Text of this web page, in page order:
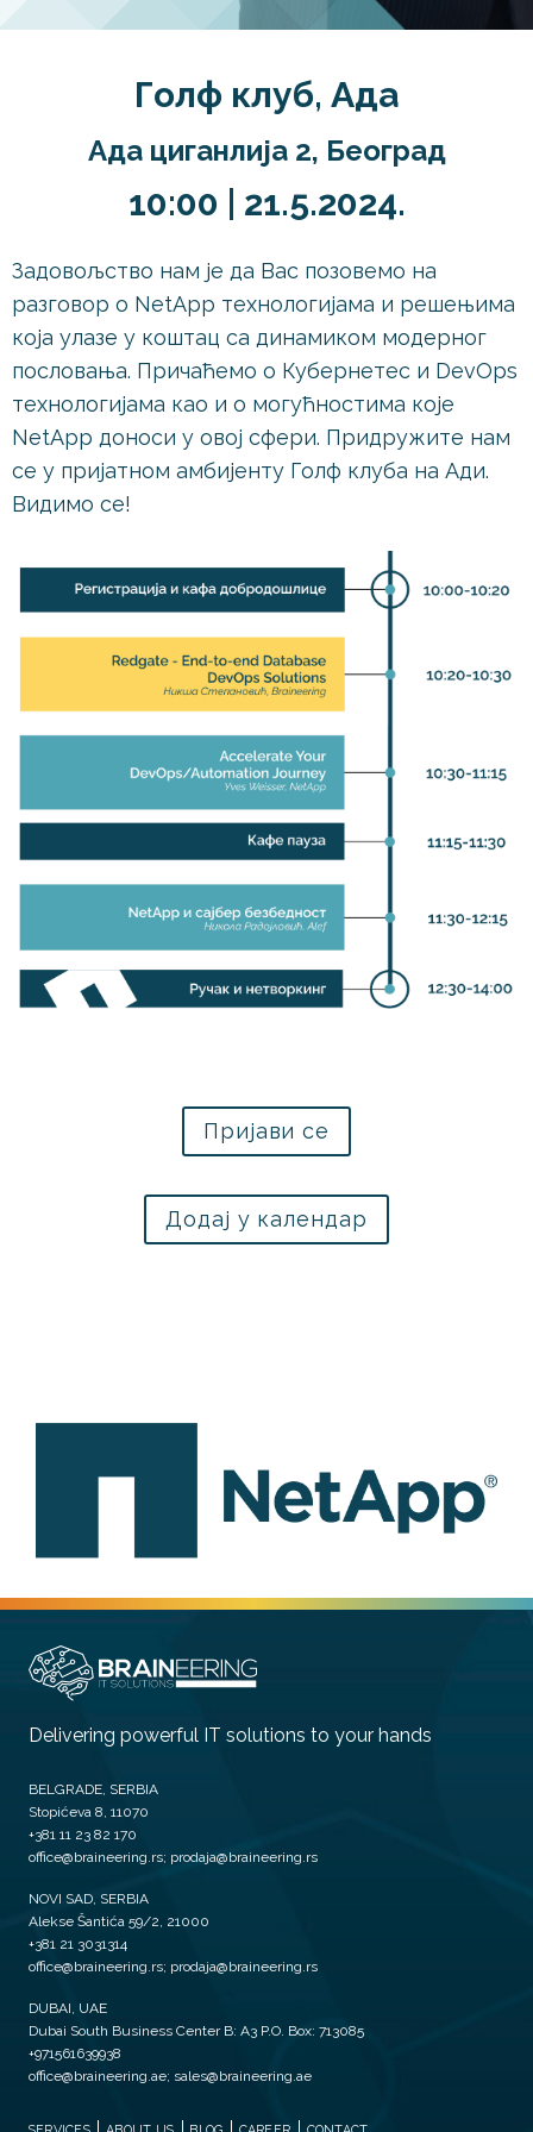
Голф клуб, Ада
Ада циганлија 2, Београд
10:00 | 21.5.2024.
Задовољство нам је да Вас позовемо на
разговор о NetApp технологијама и решењима
која улазе у коштац са динамиком модерног
пословања. Причаћемо о Кубернетес и DevOps
технологијама као и о могућностима које
NetApp доноси у овој сфери. Придружите нам
се у пријатном амбијенту Голф клуба на Ади.
Видимо се!
Пријави се
Додај у календар
Delivering powerful IT solutions to your hands
BELGRADE, SERBIA
Stopićeva 8, 11070
+381 11 23 82 170
office@braineering.rs; prodaja@braineering.rs
NOVI SAD, SERBIA
Alekse Šantića 59/2, 21000
+381 21 3031314
office@braineering.rs; prodaja@braineering.rs
DUBAI, UAE
Dubai South Business Center B: A3 P.O. Box: 713085
+971561639938
office@braineering.ae; sales@braineering.ae